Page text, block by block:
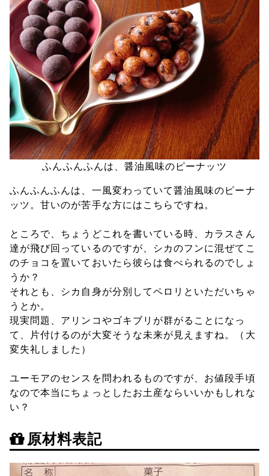
ふんふんふんは、醤油風味のピーナッツ
ふんふんふんは、一風変わっていて醤油風味のピーナ
ッツ。甘いのが苦手な方にはこちらですね。
ところで、ちょうどこれを書いている時、カラスさん
達が飛び回っているのですが、シカのフンに混ぜてこ
のチョコを置いておいたら彼らは食べられるのでしょ
うか？
それとも、シカ自身が分別してペロリといただいちゃ
うとか。
現実問題、アリンコやゴキブリが群がることになっ
て、片付けるのが大変そうな未来が見えますね。（大
変失礼しました）
ユーモアのセンスを問われるものですが、お値段手頃
なので本当にちょっとしたお土産ならいいかもしれな
い？
原材料表記